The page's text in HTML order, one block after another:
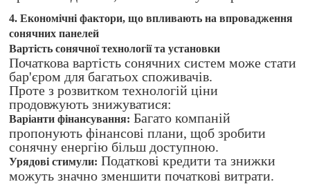
4. Економічні фактори, що впливають на впровадження
сонячних панелей
Вартість сонячної технології та установки
Початкова вартість сонячних систем може стати
бар'єром для багатьох споживачів.
Проте з розвитком технологій ціни
продовжують знижуватися:
Варіанти фінансування: Багато компаній
пропонують фінансові плани, щоб зробити
сонячну енергію більш доступною.
Урядові стимули: Податкові кредити та знижки
можуть значно зменшити початкові витрати.